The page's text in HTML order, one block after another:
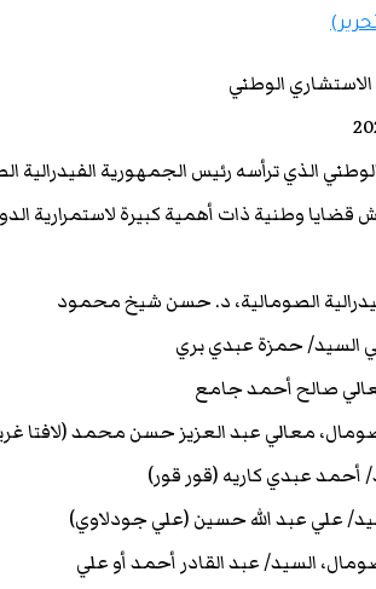
الوطني
الذي ترأسه رئيس الجمهورية
وطنية ذات أهمية كبيرة لاستمرارية
الصومالية، د. حسن شيخ محمود
السيد/ حمزة عبدي بري
معالي صالح أحمد جامع
معالي عبد العزيز حسن محمد (لافتا
أحمد عبدي كاريه (قور قور)
علي عبد الله حسين (علي جودلاوي)
السيد/ عبد القادر أحمد أو علي